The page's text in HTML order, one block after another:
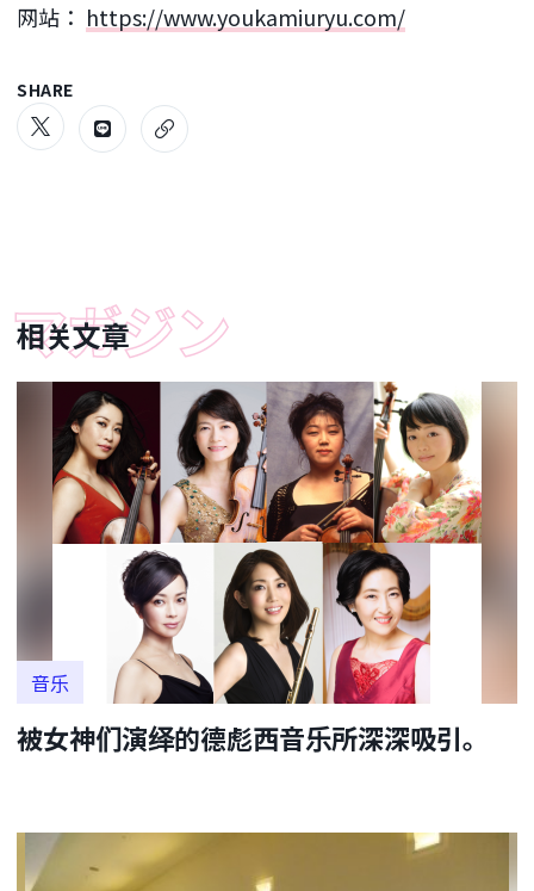
网站： https://www.youkamiuryu.com/
SHARE
相关文章
音乐
被女神们演绎的德彪西音乐所深深吸引。